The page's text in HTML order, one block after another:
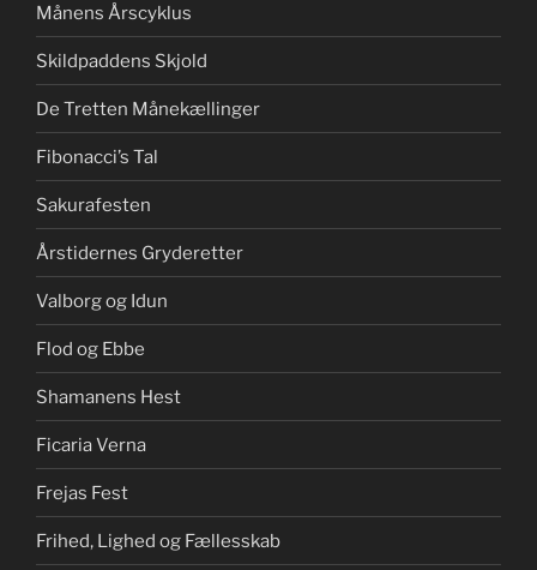
Månens Årscyklus
Skildpaddens Skjold
De Tretten Månekællinger
Fibonacci’s Tal
Sakurafesten
Årstidernes Gryderetter
Valborg og Idun
Flod og Ebbe
Shamanens Hest
Ficaria Verna
Frejas Fest
Frihed, Lighed og Fællesskab